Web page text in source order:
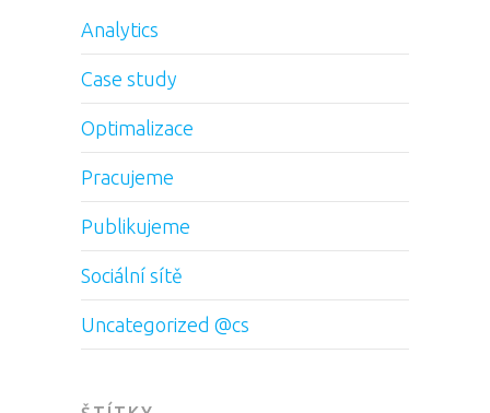
Analytics
Case study
Optimalizace
Pracujeme
Publikujeme
Sociální sítě
Uncategorized @cs